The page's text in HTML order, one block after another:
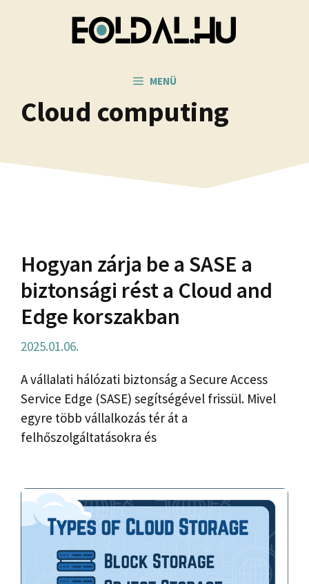
MENÜ
Cloud computing
Hogyan zárja be a SASE a
biztonsági rést a Cloud and
Edge korszakban
2025.01.06.
A vállalati hálózati biztonság a Secure Access
Service Edge (SASE) segítségével frissül. Mivel
egyre több vállalkozás tér át a
felhőszolgáltatásokra és